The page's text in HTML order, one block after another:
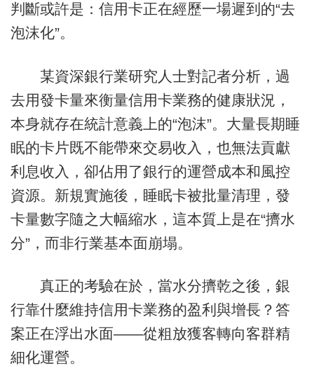
判斷或許是：信用卡正在經歷一場遲到的“去
泡沫化”。
某資深銀行業研究人士對記者分析，過
去用發卡量來衡量信用卡業務的健康狀況，
本身就存在統計意義上的“泡沫”。大量長期睡
眠的卡片既不能帶來交易收入，也無法貢獻
利息收入，卻佔用了銀行的運營成本和風控
資源。新規實施後，睡眠卡被批量清理，發
卡量數字隨之大幅縮水，這本質上是在“擠水
分”，而非行業基本面崩塌。
真正的考驗在於，當水分擠乾之後，銀
行靠什麼維持信用卡業務的盈利與增長？答
案正在浮出水面——從粗放獲客轉向客群精
細化運營。